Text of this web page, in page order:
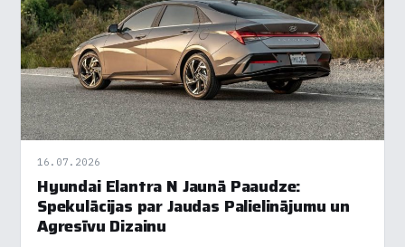
16.07.2026
Hyundai Elantra N Jaunā Paaudze:
Spekulācijas par Jaudas Palielinājumu un
Agresīvu Dizainu